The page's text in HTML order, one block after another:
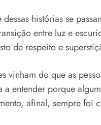
histórias se
entre luz e
de respeito e
vinham do que as
a entender porque
afinal, sempre foi